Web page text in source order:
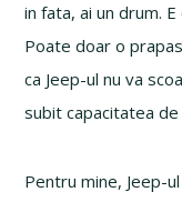
in fata, ai un drum.
Poate doar o
ca Jeep-ul nu va
subit capacitatea
Pentru mine, Jeep-